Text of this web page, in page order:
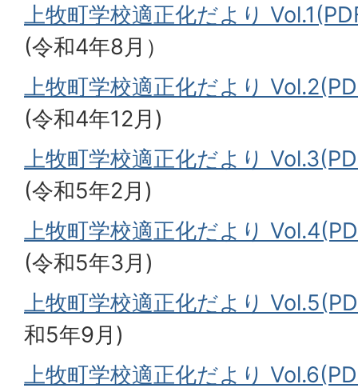
上牧町学校適正化だより
(令和4年8月）
上牧町学校適正化だより
(令和4年12月)
上牧町学校適正化だより
(令和5年2月)
上牧町学校適正化だより
(令和5年3月)
上牧町学校適正化だより
和5年9月)
上牧町学校適正化だより